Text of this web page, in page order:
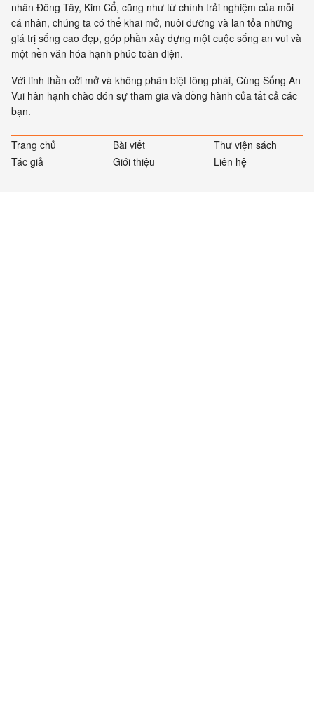
nhân Đông Tây, Kim Cổ, cũng như từ chính trải nghiệm của mỗi
cá nhân, chúng ta có thể khai mở, nuôi dưỡng và lan tỏa những
giá trị sống cao đẹp, góp phần xây dựng một cuộc sống an vui và
một nền văn hóa hạnh phúc toàn diện.
Với tinh thần cởi mở và không phân biệt tông phái, Cùng Sống An
Vui hân hạnh chào đón sự tham gia và đồng hành của tất cả các
bạn.
Trang chủ Bài viết
Thư viện sách
Tác giả
Giới thiệu Liên hệ